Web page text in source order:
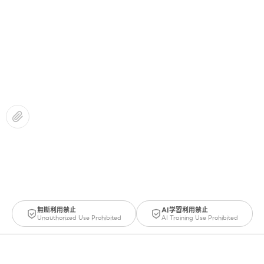
無断利用禁止
Unauthorized Use Prohibited
AI学習利用禁止
AI Training Use Prohibited